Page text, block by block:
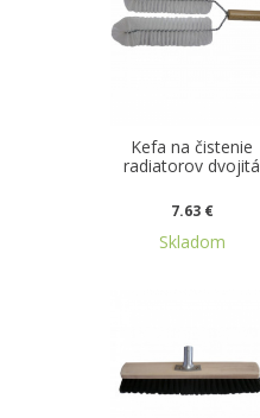
Kefa na čistenie
radiatorov dvojitá
7.63 €
Skladom